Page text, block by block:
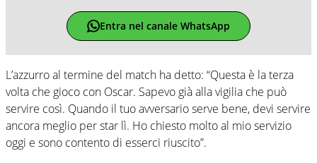
Entra nel canale WhatsApp
L’azzurro al termine del match ha detto: “Questa è la terza
volta che gioco con Oscar. Sapevo già alla vigilia che può
servire così. Quando il tuo avversario serve bene, devi servire
ancora meglio per star lì. Ho chiesto molto al mio servizio
oggi e sono contento di esserci riuscito”.